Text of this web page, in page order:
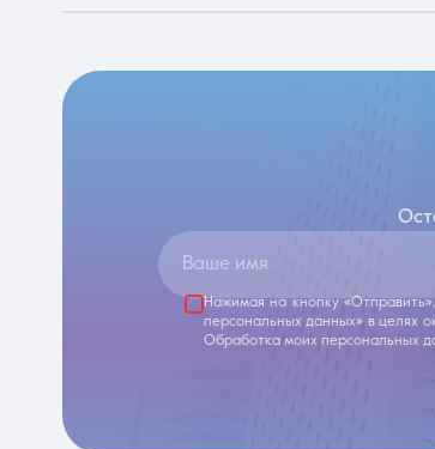
Ваше имя
Нажимая на кнопку
персональных данных» в целях
Обработка моих персональных